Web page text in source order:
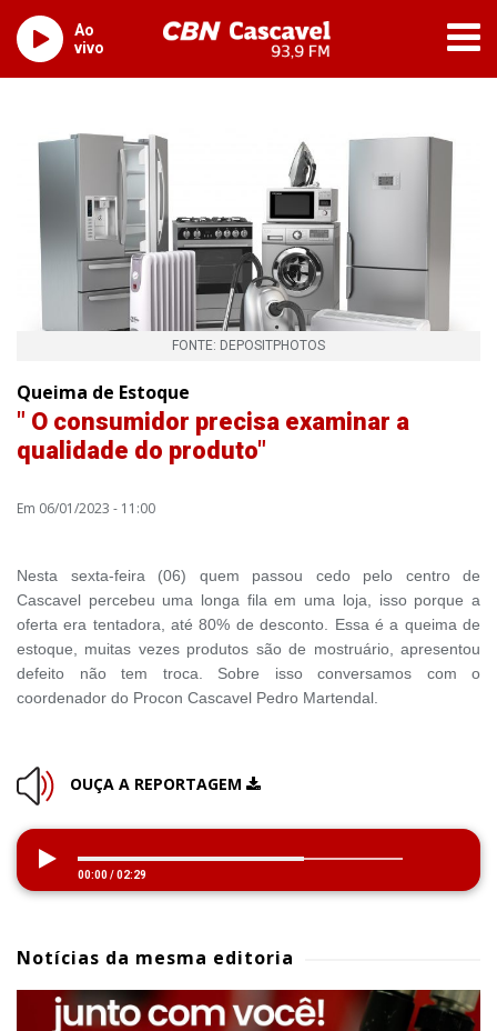
Ao
vivo
FONTE: DEPOSITPHOTOS
Queima de Estoque
" O consumidor precisa examinar a
qualidade do produto"
Em 06/01/2023 - 11:00
Nesta sexta-feira (06) quem passou cedo pelo centro de
Cascavel percebeu uma longa fila em uma loja, isso porque a
oferta era tentadora, até 80% de desconto. Essa é a queima de
estoque, muitas vezes produtos são de mostruário, apresentou
defeito não tem troca. Sobre isso conversamos com o
coordenador do Procon Cascavel Pedro Martendal.
OUÇA A REPORTAGEM
00:00/02:29
Notícias da mesma editoria